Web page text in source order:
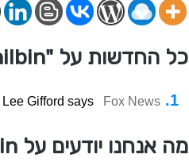
כל החדשות על "Regis Philbin"
Gifford says Fox News
מה אנחנו יודעים על Regis Philbin